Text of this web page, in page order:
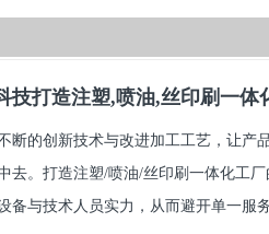
技打造注塑,喷油,丝印刷一体
断的创新技术与改进加工工艺，让产
去。打造注塑/喷油/丝印刷一体化工
备与技术人员实力，从而避开单一服